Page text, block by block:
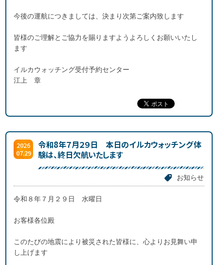
今後の運航につきましては、決まり次第ご案内致します
皆様のご理解とご協力を賜りますようよろしくお願いいたし
ます
イルカウォッチング受付予約センター
江上 章
2026
07.29
令和8年７月２９日 本日のイルカウォッチング体
験は、終日欠航いたします
お知らせ
令和８年７月２９日 水曜日
お客様各位殿
このたびの地震により被災された皆様に、心よりお見舞い申
し上げます